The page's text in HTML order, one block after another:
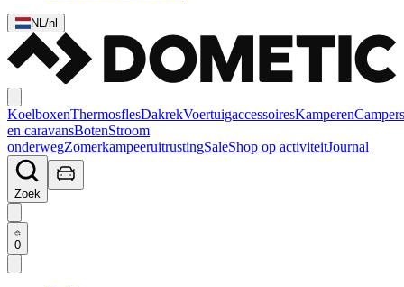
NL/nl
KoelboxenThermosflesDakrekVoertuigaccessoiresKamperenCampers
en caravansBotenStroom
onderwegZomerkampeeruitrustingSaleShop op activiteitJournal
Zoek
0